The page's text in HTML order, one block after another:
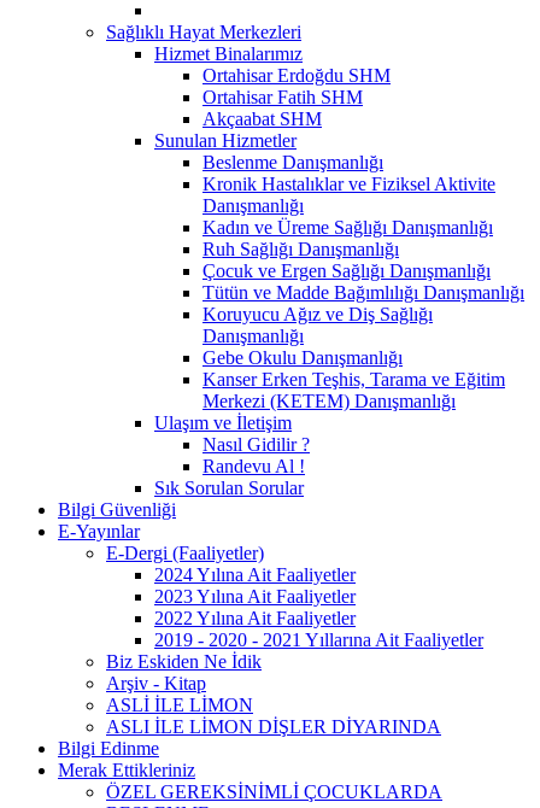
Sağlıklı Hayat Merkezleri
Hizmet Binalarımız
Ortahisar Erdoğdu SHM
Ortahisar Fatih SHM
Akçaabat SHM
Sunulan Hizmetler
Beslenme Danışmanlığı
Kronik Hastalıklar ve Fiziksel Aktivite
Danışmanlığı
Kadın ve Üreme Sağlığı Danışmanlığı
Ruh Sağlığı Danışmanlığı
Çocuk ve Ergen Sağlığı Danışmanlığı
Tütün ve Madde Bağımlılığı Danışmanlığı
Koruyucu Ağız ve Diş Sağlığı
Danışmanlığı
Gebe Okulu Danışmanlığı
Kanser Erken Teşhis, Tarama ve Eğitim
Merkezi (KETEM) Danışmanlığı
Ulaşım ve İletişim
Nasıl Gidilir ?
Randevu Al !
Sık Sorulan Sorular
Bilgi Güvenliği
E-Yayınlar
E-Dergi (Faaliyetler)
2024 Yılına Ait Faaliyetler
2023 Yılına Ait Faaliyetler
2022 Yılına Ait Faaliyetler
2019 - 2020 - 2021 Yıllarına Ait Faaliyetler
Biz Eskiden Ne İdik
Arşiv - Kitap
ASLİ İLE LİMON
ASLI İLE LİMON DİŞLER DİYARINDA
Bilgi Edinme
Merak Ettikleriniz
ÖZEL GEREKSİNİMLİ ÇOCUKLARDA